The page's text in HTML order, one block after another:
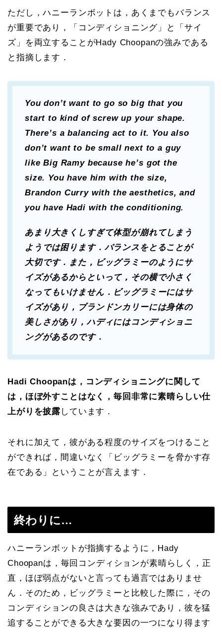
ただし，ハニーランボットは，あくまでもバランス
が重要であり，「コンディショニング」と「サイ
ズ」を両立することがHady Choopanの強みである
と指摘します．
You don’t want to go so big that you
start to kind of screw up your shape.
There’s a balancing act to it. You also
don’t want to be small next to a guy
like Big Ramy because he’s got the
size. You have him with the size,
Brandon Curry with the aesthetics, and
you have Hadi with the conditioning.
あまり大きくしすぎて体型が崩れてしまう
ようでは困ります．バランスをとることが
大切です．また，ビッグラミーのようにサ
イズがあるからといって，その横で小さく
なってもいけません．ビッグラミーにはサ
イズがあり，ブランドンカリーには身体の
美しさがあり，ハディにはコンディショニ
ングがあるのです．
Hadi Choopanは，コンディショニングに関して
は，ほぼ外すことはなく，毎回非常に素晴らしい仕
上がりを披露 しています．
それに加えて，彼がある程度のサイズをつけること
ができれば，間違いなく「ビッグラミーを脅かす存
在である」ということが言えます．
終わりに…
ハニーランボットが指摘するように，Hady
Choopanは，毎回コンディションが素晴らしく，正
直，ほぼ弱点がないと言っても過言ではありませ
ん．そのため，ビッグラミーと比較した際に，その
コンディションの良さは大きな強みであり，彼を猛
追することができる大きな要因の一つになり得ます